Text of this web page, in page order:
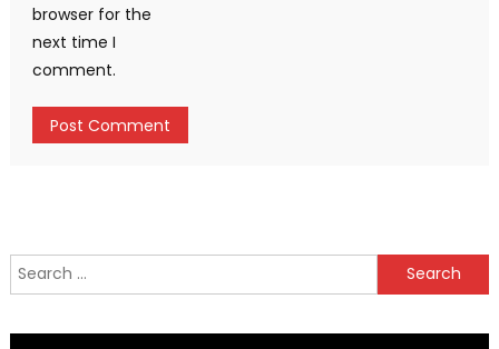
browser for the
next time I
comment.
Search
for: